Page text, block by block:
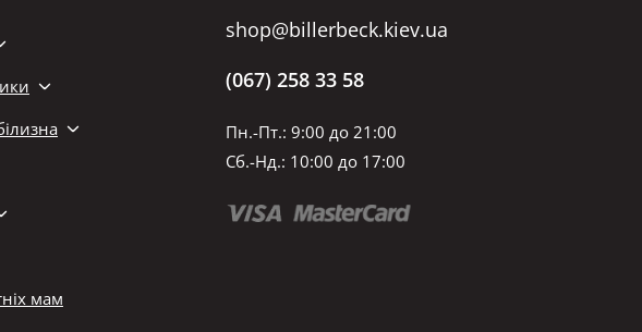
мам
shop@billerbeck.kiev.ua
(067) 258 33 58
Пн.-Пт.: 9:00 до 21:00
Сб.-Нд.: 10:00 до 17:00